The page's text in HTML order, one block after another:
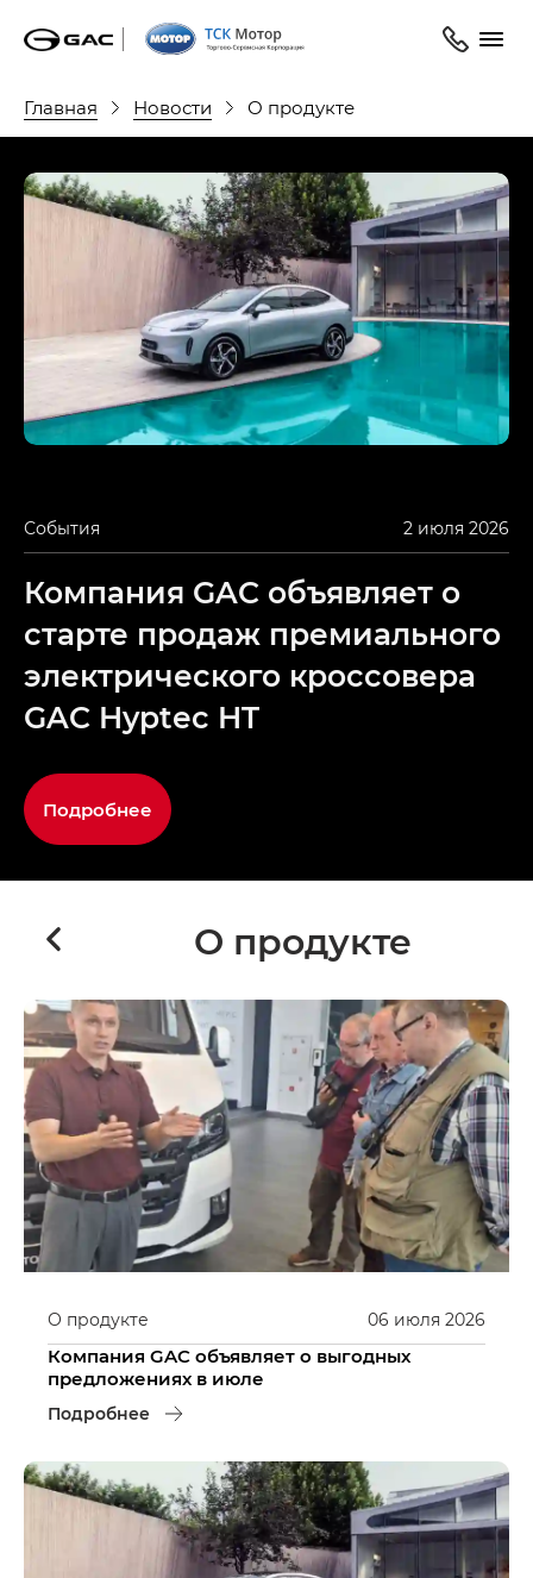
Главная Новости О продукте
События 2 июля 2026
Компания GAC объявляет о
старте продаж премиального
электрического кроссовера
GAC Hyptec HT
Подробнее
О продукте
06 июля 2026
О продукте
Компания GAC объявляет о выгодных
предложениях в июле
Подробнее